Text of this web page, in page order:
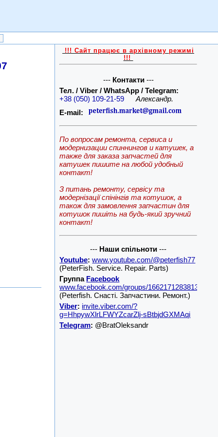
!!! Сайт працює в архівному режимі
!!!
--- Контакти---
Тел. / Viber / WhatsApp / Telegram:
+38 (050) 109-21-59
Александр.
E-mail:
По вопросам ремонта, сервиса и
модернизации спиннингов и катушек, а
также для заказа запчастей для
катушек пишите на любой удобный
контакт!
З питань ремонту, сервісу та
модернізації спінінгів та котушок, а
також для замовлення запчастин для
котушок пишіть на будь-який зручний
контакт!
--- Наши спільноти ---
Youtube: www.youtube.com/@peterfish77
(PeterFish. Service. Repair. Parts)
Группа Facebook
www.facebook.com/groups/1662171283813001/
(Peterfish. Снасті. Запчастини. Ремонт.)
Viber: invite.viber.com/?
g=HhpywXlrLFWYZcarZlj-sBtbjdGXMAqi
Telegram: @BratOleksandr